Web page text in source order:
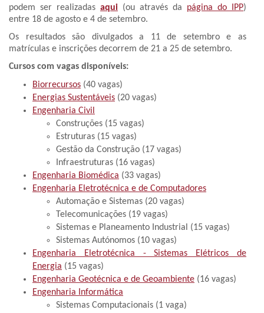
podem ser realizadas aqui (ou através da página do IPP)
entre 18 de agosto e 4 de setembro.
Os resultados são divulgados a 11 de setembro e as
matrículas e inscrições decorrem de 21 a 25 de setembro.
Cursos com vagas disponíveis:
Biorrecursos (40 vagas)
Energias Sustentáveis (20 vagas)
Engenharia Civil
Construções (15 vagas)
Estruturas (15 vagas)
Gestão da Construção (17 vagas)
Infraestruturas (16 vagas)
Engenharia Biomédica (33 vagas)
Engenharia Eletrotécnica e de Computadores
Automação e Sistemas (20 vagas)
Telecomunicações (19 vagas)
Sistemas e Planeamento Industrial (15 vagas)
Sistemas Autónomos (10 vagas)
Engenharia Eletrotécnica - Sistemas Elétricos de
Energia (15 vagas)
Engenharia Geotécnica e de Geoambiente (16 vagas)
Engenharia Informática
Sistemas Computacionais (1 vaga)